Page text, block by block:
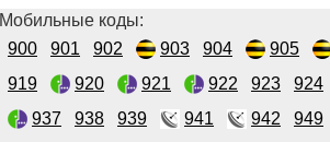
Мобильные коды:
900
901 902 903 904 905
919
920 921 922 923 924
937
938 939 941 942 949